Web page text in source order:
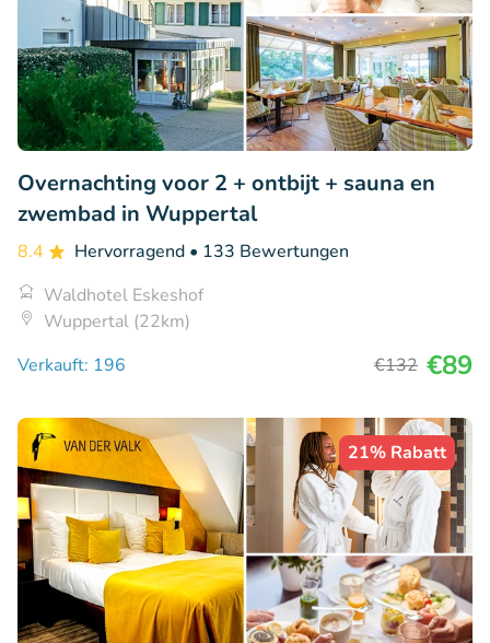
Overnachting voor 2 + ontbijt + sauna en
zwembad in Wuppertal
8.4 Hervorragend • 133 Bewertungen
Waldhotel Eskeshof
Wuppertal (22km)
Verkauft: 196
€132 €89
21% Rabatt